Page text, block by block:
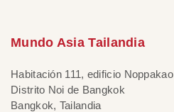
Mundo Asia Tailandia
Habitación 111, edificio Noppakao
Distrito Noi de Bangkok
Bangkok, Tailandia